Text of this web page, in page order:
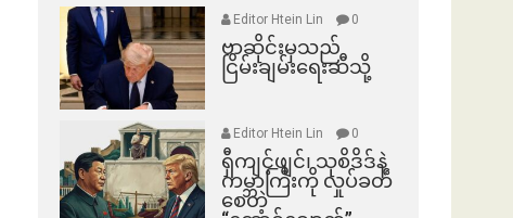
Editor Htein Lin 0
ဗာဆိုင်းမှသည်
ငြိမ်းချမ်းရေးဆီသို့
Editor Htein Lin 0
ရှီကျင့်ဖျင်၊ သုစိဒိဒ်နဲ့
ကမ္ဘာကြီးကို လှုပ်ခတ်
စေတဲ့